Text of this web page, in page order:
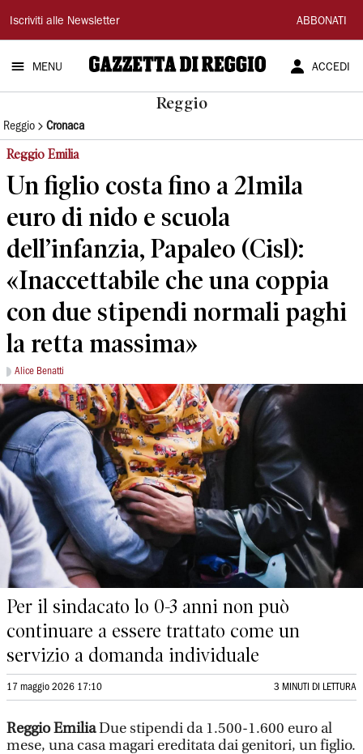
Gazzetta
di
Reggio
Iscriviti alle Newsletter ABBONATI
MENU ACCEDI
Reggio
Reggio Cronaca
Reggio Emilia
Un figlio costa fino a 21mila
euro di nido e scuola
dell’infanzia, Papaleo (Cisl):
«Inaccettabile che una coppia
con due stipendi normali paghi
la retta massima»
Alice Benatti
Per il sindacato lo 0-3 anni non può
continuare a essere trattato come un
servizio a domanda individuale
17 maggio 2026 17:10 3 MINUTI DI LETTURA
Reggio EmiliaDue stipendi da 1.500-1.600 euro al
mese, una casa magari ereditata dai genitori, un figlio.